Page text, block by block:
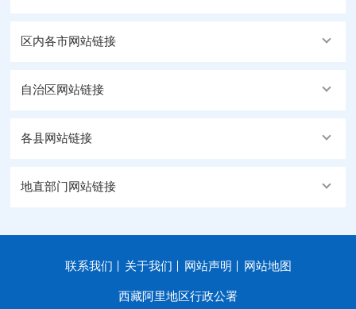
区内各市网站链接
自治区网站链接
各县网站链接
地直部门网站链接
联系我们 关于我们 网站声明 网站地图
西藏阿里地区行政公署